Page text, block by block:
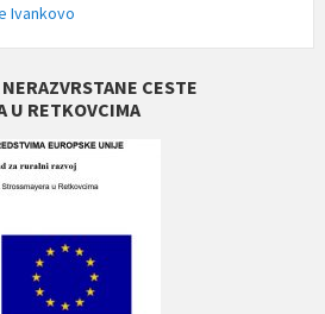
Ivankovo
CESTE
U RETKOVCIMA